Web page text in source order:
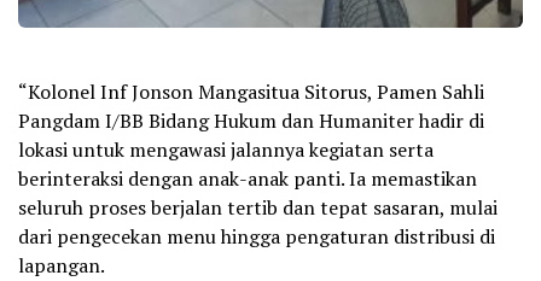
“Kolonel Inf Jonson Mangasitua Sitorus, Pamen Sahli
Pangdam I/BB Bidang Hukum dan Humaniter hadir di
lokasi untuk mengawasi jalannya kegiatan serta
berinteraksi dengan anak-anak panti. Ia memastikan
seluruh proses berjalan tertib dan tepat sasaran, mulai
dari pengecekan menu hingga pengaturan distribusi di
lapangan.